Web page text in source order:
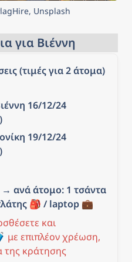
Unsplash
για Βιέννη
(τιμές για 2 άτομα)
16/12/24
19/12/24
→ ανά άτομο: 1 τσάντα
🎒 / laptop 💼
και
με επιπλέον χρέωση,
της κράτησης